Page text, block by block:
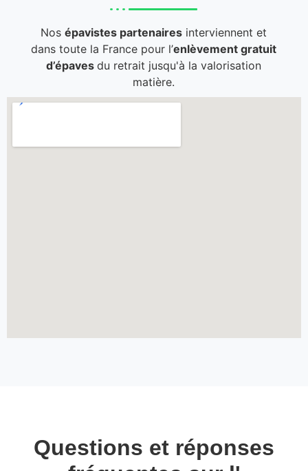
Nosépavistes partenaires interviennent et
dans toute la France pour l’enlèvement gratuit
d’épavesdu retrait jusqu'à la valorisation
matière.
Questions et réponses